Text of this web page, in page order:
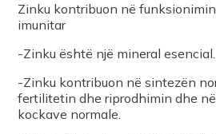
Zinku kontribuon në
imunitar
-Zinku është një mineral esencial.
-Zinku kontribuon në sintezën
fertilitetin dhe riprodhimin dhe
kockave normale.